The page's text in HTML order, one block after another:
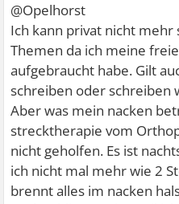
@Opelhorst
Ich kann privat nicht
Themen da ich meine
aufgebraucht habe. Gilt
schreiben oder schreiben
Aber was mein nacken
strecktherapie vom
nicht geholfen. Es ist
ich nicht mal mehr wie 2
brennt alles im nacken